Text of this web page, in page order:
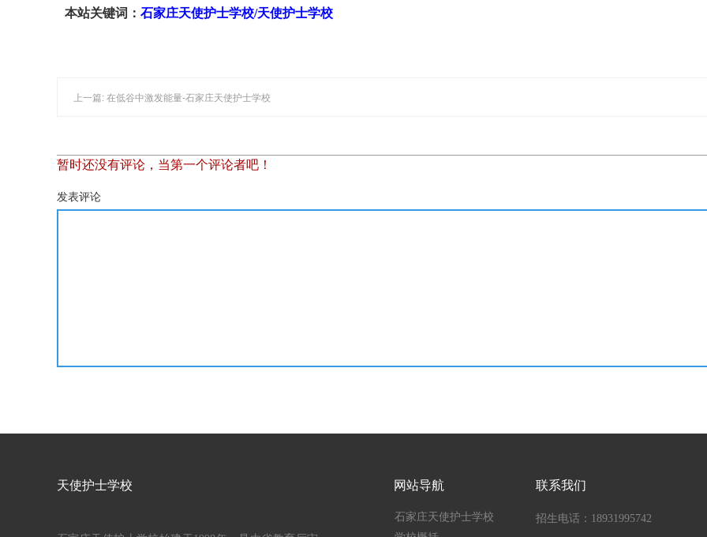
本站关键词： 石家庄天使护士学校/天使护士学校
上一篇: 在低谷中激发能量-石家庄天使护士学校
暂时还没有评论，当第一个评论者吧！
发表评论
网站导航 联系我们
招生电话：18931995742
石家庄天使护士学校
天使护士学校